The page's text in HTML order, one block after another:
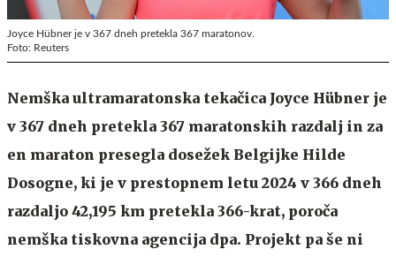
Joyce Hübner je v 367 dneh pretekla 367 maratonov.
Foto: Reuters
Nemška ultramaratonska tekačica Joyce Hübner je
v 367 dneh pretekla 367 maratonskih razdalj in za
en maraton presegla dosežek Belgijke Hilde
Dosogne, ki je v prestopnem letu 2024 v 366 dneh
razdaljo 42,195 km pretekla 366-krat, poroča
nemška tiskovna agencija dpa. Projekt pa še ni